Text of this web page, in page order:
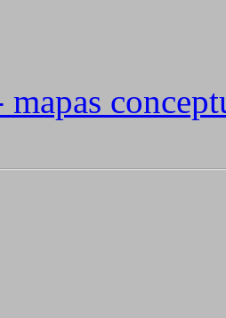
mapas